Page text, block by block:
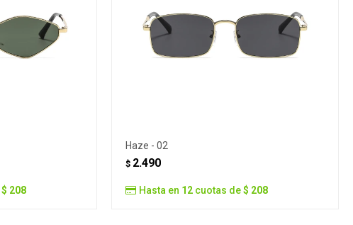
$ 208
Haze - 02
$ 2.490
Hasta en 12cuotas de$ 208